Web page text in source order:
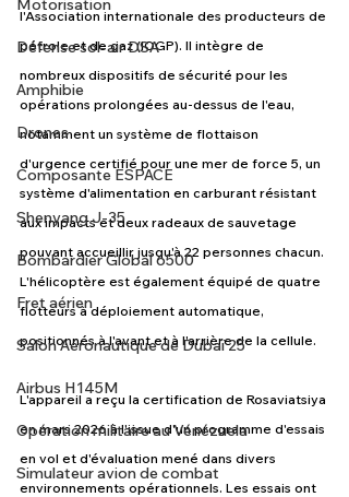
Motorisation
Défense sol-air DSA
Amphibie
Drones
Composante ESPACE
Shenyang J-35
Bombardier Global 6500
Fret aérien
Salon Aéronautique de Dubaï 25
Airbus H145M
Opération militaire au Vénézuela
Simulateur avion de combat
l'Association internationale des producteurs de
pétrole et de gaz (IOGP). Il intègre de
nombreux dispositifs de sécurité pour les
opérations prolongées au-dessus de l'eau,
notamment un système de flottaison
d'urgence certifié pour une mer de force 5, un
système d'alimentation en carburant résistant
aux impacts et deux radeaux de sauvetage
pouvant accueillir jusqu'à 22 personnes chacun.
L'hélicoptère est également équipé de quatre
flotteurs à déploiement automatique,
positionnés à l'avant et à l'arrière de la cellule.
L'appareil a reçu la certification de Rosaviatsiya
en mars 2026 à l'issue d'un programme d'essais
en vol et d'évaluation mené dans divers
environnements opérationnels. Les essais ont